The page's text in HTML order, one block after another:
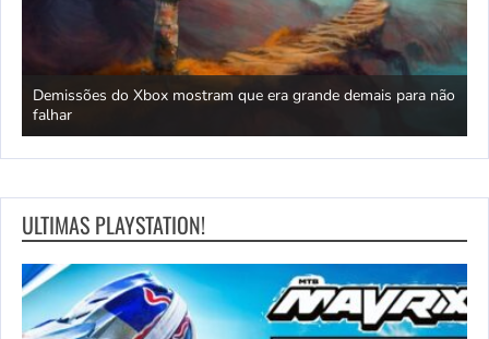
Demissões do Xbox mostram que era grande demais para não
falhar
ULTIMAS PLAYSTATION!